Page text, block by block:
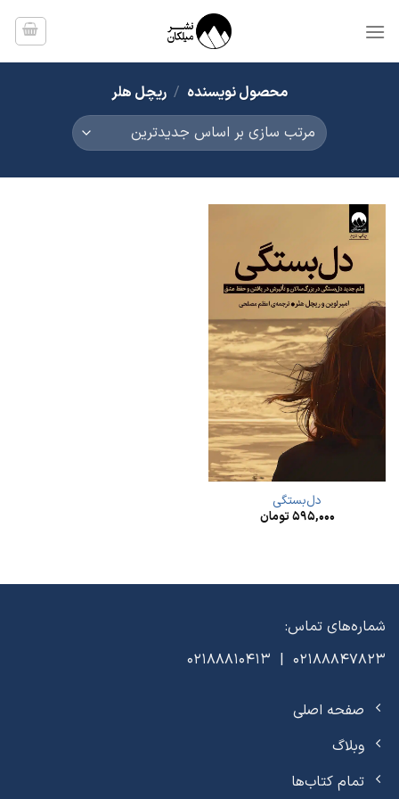
محصول نویسنده / ریچل هلر
دل‌بستگی
۵۹۵,۰۰۰تومان
شماره‌های تماس:
02188847823 | 02188810413
صفحه اصلی
وبلاگ
تمام کتاب‌ها